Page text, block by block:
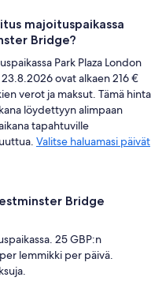
majoituspaikassa
Bridge?
Park Plaza London
ovat alkaen 216 €
verot ja maksut. Tämä hinta
löydettyyn alimpaan
tapahtuville
Valitse haluamasi päivät
Bridge
25 GBP:n
lemmikki per päivä.